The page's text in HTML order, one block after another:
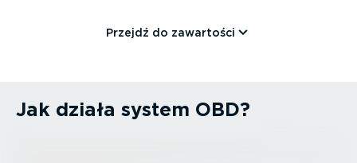
Przejdź do zawartości
Jak działa system OBD?